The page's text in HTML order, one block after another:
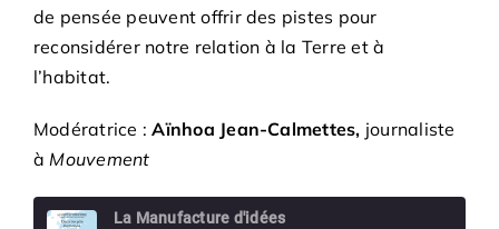
de pensée peuvent offrir des pistes pour
reconsidérer notre relation à la Terre et à
l’habitat.
Modératrice :Aïnhoa Jean-Calmettes, journaliste
àMouvement
La Manufacture d'idées